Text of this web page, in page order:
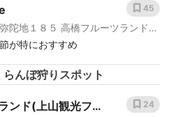
陀地１８５ 高橋フルーツランド
が特におすすめ
45
んぼ狩りスポット
ンド(上山観光フル
24